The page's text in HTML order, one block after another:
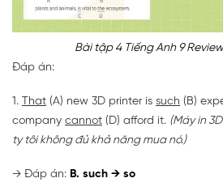
Bài tập 4 Tiếng Anh 9
Đáp án:
1. That (A) new 3D printer is such (B)
company cannot (D) afford it. (Máy in
ty tôi không đủ khả năng mua nó.)
→ Đáp án: B. such → so